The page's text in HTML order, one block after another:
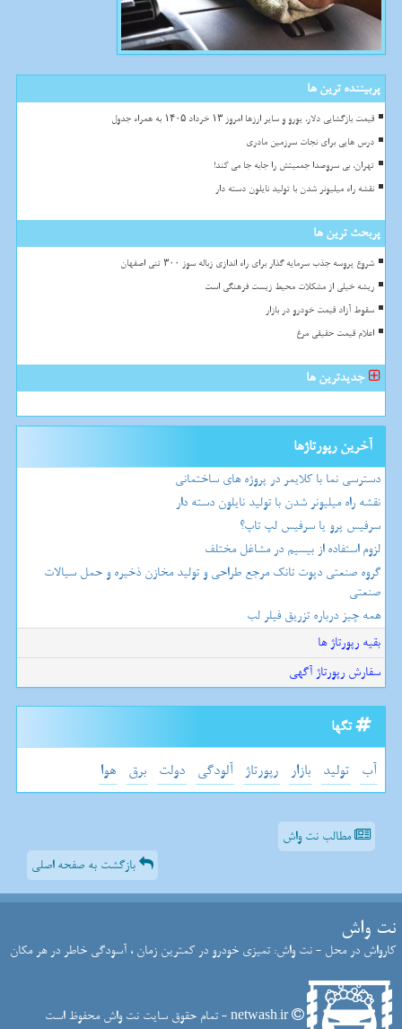
پربیننده ترین ها
قیمت بازگشایی دلار، یورو و سایر ارزها امروز ۱۳ خرداد ۱۴۰۵ به همراه جدول
درس هایی برای نجات سرزمین مادری
تهران، بی سروصدا جمعیتش را جابه جا می کند!
نقشه راه میلیونر شدن با تولید نایلون دسته دار
پربحث ترین ها
شروع پروسه جذب سرمایه گذار برای راه اندازی زباله سوز ۳۰۰ تنی اصفهان
ریشه خیلی از مشکلات محیط زیست فرهنگی است
سقوط آزاد قیمت خودرو در بازار
اعلام قیمت حقیقی مرغ
جدیدترین ها
آخرین رپورتاژها
دسترسی نما با کلایمر در پروژه های ساختمانی
نقشه راه میلیونر شدن با تولید نایلون دسته دار
سرفیس پرو یا سرفیس لپ تاپ؟
لزوم استفاده از بیسیم در مشاغل مختلف
گروه صنعتی دپوت تانک مرجع طراحی و تولید مخازن ذخیره و حمل سیالات
صنعتی
همه چیز درباره تزریق فیلر لب
بقیه رپورتاژ ها
سفارش رپورتاژ آگهی
تگها
آب تولید بازار رپورتاژ آلودگی دولت برق هوا
مطالب نت واش
بازگشت به صفحه اصلی
نت واش
کارواش در محل - نت واش: تمیزی خودرو در کمترین زمان ، آسودگی خاطر در هر مکان
netwash.ir - تمام حقوق سایت نت واش محفوظ است